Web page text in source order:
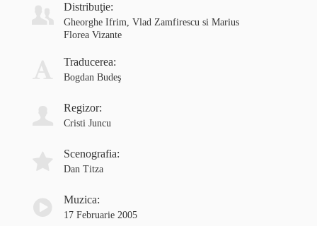
Distribuţie:
Gheorghe Ifrim, Vlad Zamfirescu si Marius
Florea Vizante
Traducerea:
Bogdan Budeş
Regizor:
Cristi Juncu
Scenografia:
Dan Titza
Muzica:
17 Februarie 2005